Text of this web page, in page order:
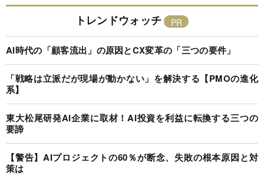
トレンドウォッチ
AI時代の「顧客流出」の原因とCX変革の「三つの要件」
「戦略は立派だが現場が動かない」を解決する【PMOの進化
系】
東大松尾研発AI企業に取材！AI投資を利益に転換する三つの
要諦
【警告】AIプロジェクトの60％が断念、失敗の根本原因と対
策は